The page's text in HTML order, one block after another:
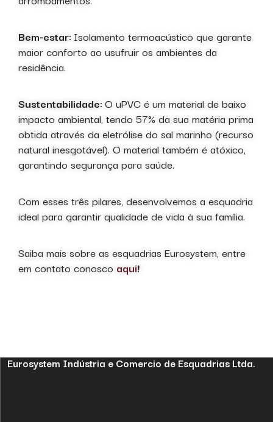
Bem-estar: Isolamento termoacústico que garante
maior conforto ao usufruir os ambientes da
residência.
Sustentabilidade:O uPVC é um material de baixo
impacto ambiental, tendo 57% da sua matéria prima
obtida através da eletrólise do sal marinho (recurso
natural inesgotável). O material também é atóxico,
garantindo segurança para saúde.
Com esses três pilares, desenvolvemos a esquadria
ideal para garantir qualidade de vida à sua família.
Saiba mais sobre as esquadrias Eurosystem, entre
em contato conosco aqui!
Eurosystem Indústria e Comercio de Esquadrias Ltda.